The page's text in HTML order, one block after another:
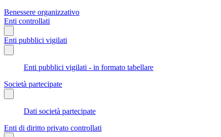
Benessere organizzativo
Enti controllati
Enti pubblici vigilati
Enti pubblici vigilati - in formato tabellare
Società partecipate
Dati società partecipate
Enti di diritto privato controllati